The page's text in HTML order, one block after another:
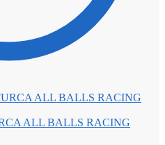
ALL BALLS RACING